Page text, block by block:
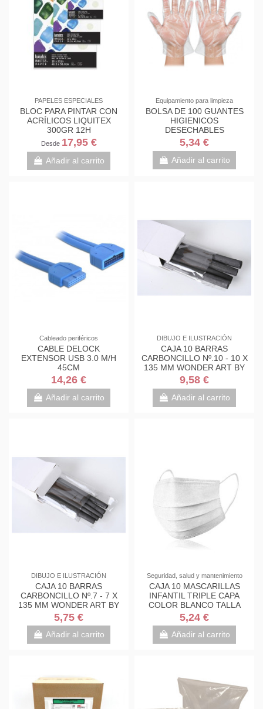
PAPELES ESPECIALES
BLOC PARA PINTAR CON
ACRÍLICOS LIQUITEX
300GR 12H
Desde 17,95 €
Añadir al carrito
Equipamiento para limpieza
BOLSA DE 100 GUANTES
HIGIENICOS
DESECHABLES
TRANSPARENTES TALLA
ÚNICA ED0024CT3
5,34 €
Añadir al carrito
Cableado periféricos
CABLE DELOCK
EXTENSOR USB 3.0 M/H
45CM
14,26 €
Añadir al carrito
DIBUJO E ILUSTRACIÓN
CAJA 10 BARRAS
CARBONCILLO Nº.10 - 10 X
135 MM WONDER ART BY
PRYSE 6210010
9,58 €
Añadir al carrito
DIBUJO E ILUSTRACIÓN
CAJA 10 BARRAS
CARBONCILLO Nº.7 - 7 X
135 MM WONDER ART BY
PRYSE 6210007
5,75 €
Añadir al carrito
Seguridad, salud y mantenimiento
CAJA 10 MASCARILLAS
INFANTIL TRIPLE CAPA
COLOR BLANCO TALLA
ÚNICA ED0026C01
5,24 €
Añadir al carrito